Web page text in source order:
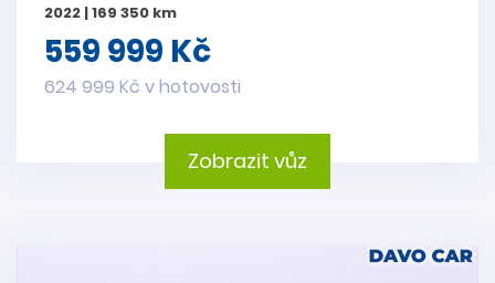
2022 | 169 350 km
559 999 Kč
624 999 Kč v hotovosti
Zobrazit vůz